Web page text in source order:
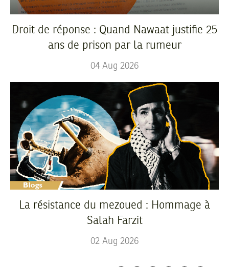
Droit de réponse : Quand Nawaat justifie 25
ans de prison par la rumeur
04 Aug 2026
La résistance du mezoued : Hommage à
Salah Farzit
02 Aug 2026